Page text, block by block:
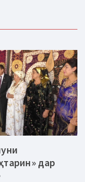
дар